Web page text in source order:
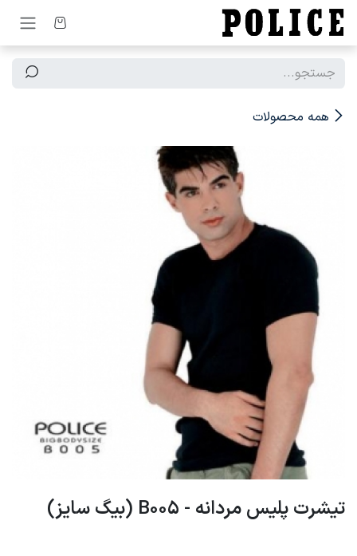
صرف نظر و مشاهده محتوا
همه محصولات
تیشرت پلیس مردانه - B005 (بیگ سایز)